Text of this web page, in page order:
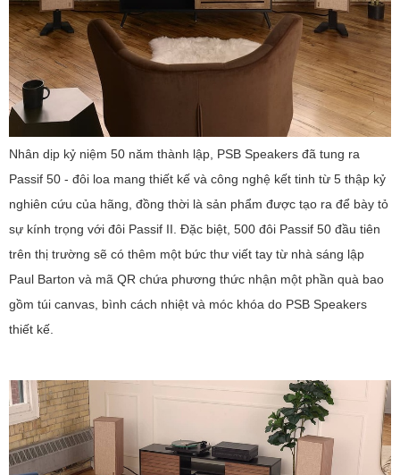
Nhân dịp kỷ niệm 50 năm thành lập, PSB Speakers đã tung ra
Passif 50 - đôi loa mang thiết kế và công nghệ kết tinh từ 5 thập kỷ
nghiên cứu của hãng, đồng thời là sản phẩm được tạo ra để bày tỏ
sự kính trọng với đôi Passif II. Đặc biệt, 500 đôi Passif 50 đầu tiên
trên thị trường sẽ có thêm một bức thư viết tay từ nhà sáng lập
Paul Barton và mã QR chứa phương thức nhận một phần quà bao
gồm túi canvas, bình cách nhiệt và móc khóa do PSB Speakers
thiết kế.